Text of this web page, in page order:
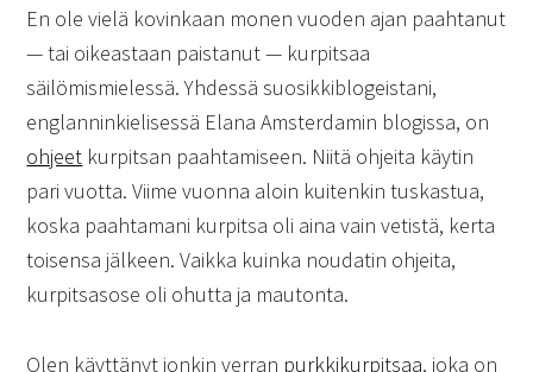
En ole vielä kovinkaan monen vuoden ajan paahtanut
— tai oikeastaan paistanut — kurpitsaa
säilömismielessä. Yhdessä suosikkiblogeistani,
englanninkielisessä Elana Amsterdamin blogissa, on
ohjeet kurpitsan paahtamiseen. Niitä ohjeita käytin
pari vuotta. Viime vuonna aloin kuitenkin tuskastua,
koska paahtamani kurpitsa oli aina vain vetistä, kerta
toisensa jälkeen. Vaikka kuinka noudatin ohjeita,
kurpitsasose oli ohutta ja mautonta.
Olen käyttänyt jonkin verran purkkikurpitsaa, joka on